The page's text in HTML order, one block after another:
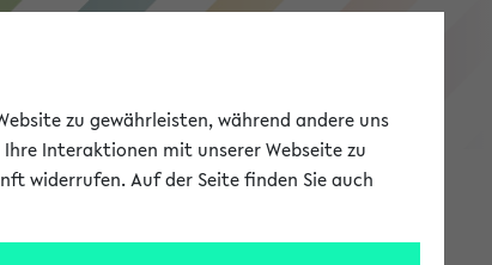
eKVV
zu gewährleisten, während andere uns
Interaktionen mit unserer Webseite zu
widerrufen. Auf der Seite finden Sie auch